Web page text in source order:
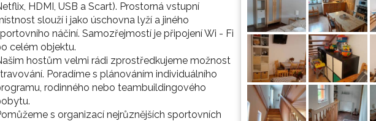
HDMI, USB a Scart). Prostorná vstupní
slouží i jako úschovna lyží a jiného
náčiní. Samozřejmostí je připojení Wi - Fi
celém objektu.
hostům velmi rádi zprostředkujeme možnost
Poradíme s plánováním individuálního
rodinného nebo teambuildingového
s organizací nejrůznějších sportovních